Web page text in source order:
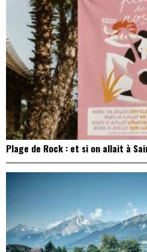
Plage de Rock : et si on allait à